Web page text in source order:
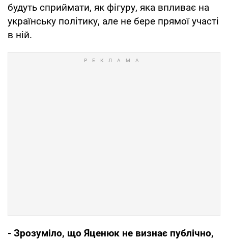
будуть сприймати, як фігуру, яка впливає на
українську політику, але не бере прямої участі
в ній.
- Зрозуміло, що Яценюк не визнає публічно,